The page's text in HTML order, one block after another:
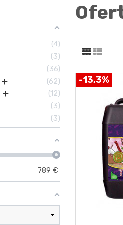
-13,3%
4
3
36
62
12
3
3
789 €